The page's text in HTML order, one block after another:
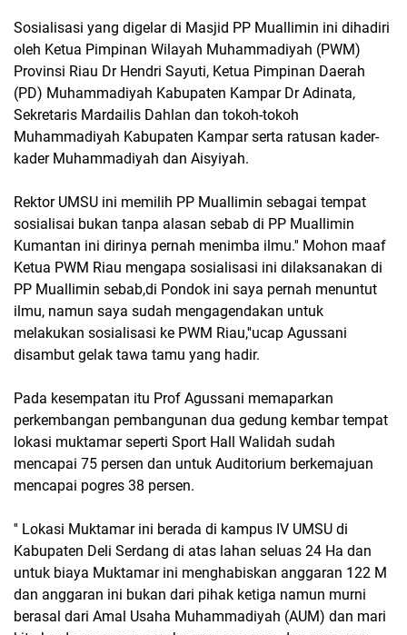
Sosialisasi yang digelar di Masjid PP Muallimin ini dihadiri
oleh Ketua Pimpinan Wilayah Muhammadiyah (PWM)
Provinsi Riau Dr Hendri Sayuti, Ketua Pimpinan Daerah
(PD) Muhammadiyah Kabupaten Kampar Dr Adinata,
Sekretaris Mardailis Dahlan dan tokoh-tokoh
Muhammadiyah Kabupaten Kampar serta ratusan kader-
kader Muhammadiyah dan Aisyiyah.
Rektor UMSU ini memilih PP Muallimin sebagai tempat
sosialisai bukan tanpa alasan sebab di PP Muallimin
Kumantan ini dirinya pernah menimba ilmu.'' Mohon maaf
Ketua PWM Riau mengapa sosialisasi ini dilaksanakan di
PP Muallimin sebab,di Pondok ini saya pernah menuntut
ilmu, namun saya sudah mengagendakan untuk
melakukan sosialisasi ke PWM Riau,''ucap Agussani
disambut gelak tawa tamu yang hadir.
Pada kesempatan itu Prof Agussani memaparkan
perkembangan pembangunan dua gedung kembar tempat
lokasi muktamar seperti Sport Hall Walidah sudah
mencapai 75 persen dan untuk Auditorium berkemajuan
mencapai pogres 38 persen.
'' Lokasi Muktamar ini berada di kampus IV UMSU di
Kabupaten Deli Serdang di atas lahan seluas 24 Ha dan
untuk biaya Muktamar ini menghabiskan anggaran 122 M
dan anggaran ini bukan dari pihak ketiga namun murni
berasal dari Amal Usaha Muhammadiyah (AUM) dan mari